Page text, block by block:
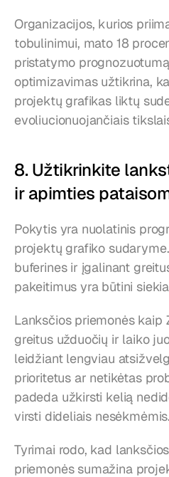
Organizacijos, kurios
tobulinimui, mato 18
pristatymo
optimizavimas užtikrina,
projektų grafikas liktų
evoliucionuojančiais
8. Užtikrinkite
ir apimties
Pokytis yra nuolatinis
projektų grafiko
buferines ir įgalinant
pakeitimus yra būtini
Lanksčios priemonės kaip
greitus užduočių ir laiko
leidžiant lengviau
prioritetus ar netikėtas
padeda užkirsti kelią
virsti dideliais nesėkmėmis.
Tyrimai rodo, kad
priemonės sumažina